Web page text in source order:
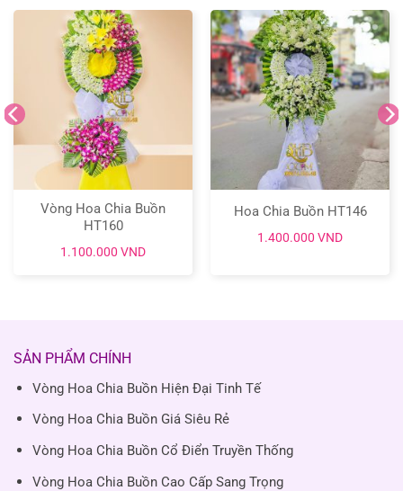
Vòng Hoa Chia Buồn
HT160
1.100.000 VND
Hoa Chia Buồn HT146
1.400.000 VND
SẢN PHẨM CHÍNH
Vòng Hoa Chia Buồn Hiện Đại Tinh Tế
Vòng Hoa Chia Buồn Giá Siêu Rẻ
Vòng Hoa Chia Buồn Cổ Điển Truyền Thống
Vòng Hoa Chia Buồn Cao Cấp Sang Trọng